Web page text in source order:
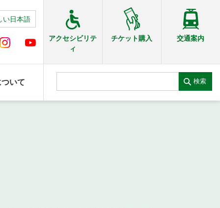
い日本語
アクセシビリテ
ィ
チケット購入 交通案内
いて 検索